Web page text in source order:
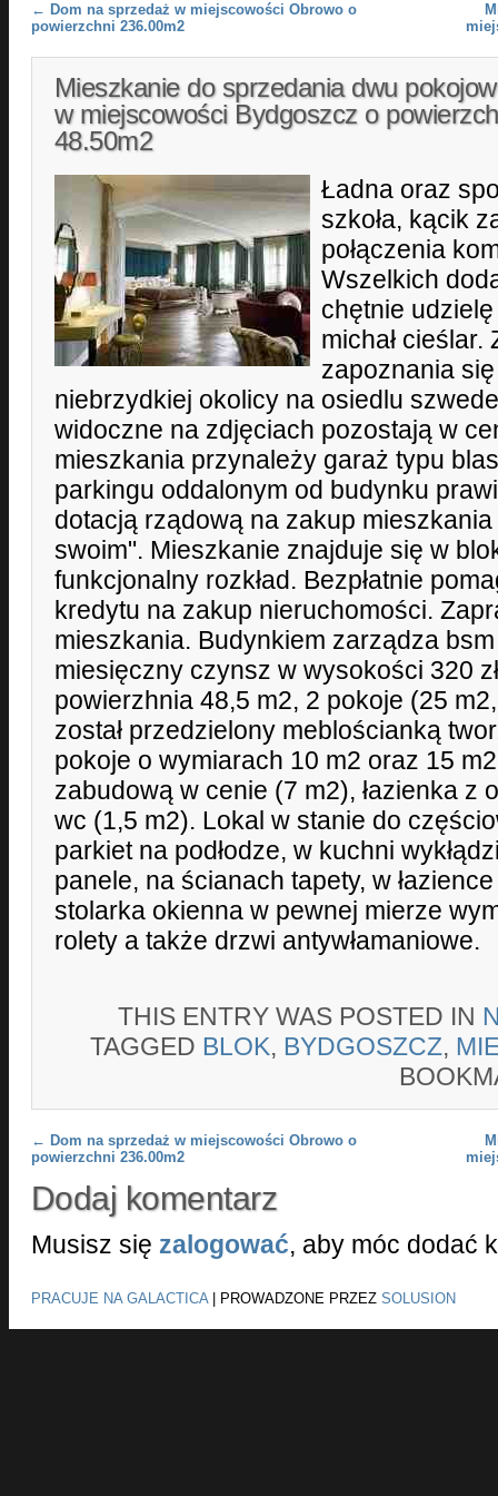
Post navigation
← Dom na sprzedaż w miejscowości Obrowo o
powierzchni 236.00m2
Mieszkanie do sprzedania dwu
w miejscowości Bydgoszcz o
48.50m2
Ładna oraz
szkoła, kącik
połączenia
Wszelkich
chętnie
michał cieślar.
zapoznania
niebrzydkiej okolicy na osiedlu
widoczne na zdjęciach pozostają w
mieszkania przynależy garaż typu
parkingu oddalonym od budynku
dotacją rządową na zakup
swoim". Mieszkanie znajduje się w
funkcjonalny rozkład. Bezpłatnie
kredytu na zakup nieruchomości.
mieszkania. Budynkiem zarządza
miesięczny czynsz w wysokości 320
powierzhnia 48,5 m2, 2 pokoje (25
został przedzielony meblościanką
pokoje o wymiarach 10 m2 oraz 15
zabudową w cenie (7 m2), łazienka z
wc (1,5 m2). Lokal w stanie do
parkiet na podłodze, w kuchni
panele, na ścianach tapety, w
stolarka okienna w pewnej mierze
rolety a także drzwi antywłamaniowe.
THIS ENTRY WAS POSTED IN
TAGGED BLOK, BYDGOSZCZ,
Post navigation
← Dom na sprzedaż w miejscowości Obrowo o
powierzchni 236.00m2
Dodaj komentarz
Musisz się zalogować, aby móc dodać
PRACUJE NA GALACTICA| PROWADZONE PRZEZ SOLUSION